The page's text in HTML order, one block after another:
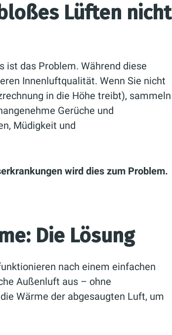
Lüften nicht
ist das Problem. Während diese
Innenluftqualität. Wenn Sie nicht
in die Höhe treibt), sammeln
Gerüche und
Müdigkeit und
wird dies zum Problem.
Die Lösung
nach einem einfachen
Außenluft aus – ohne
Wärme der abgesaugten Luft, um